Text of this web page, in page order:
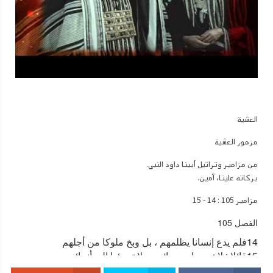
موسى من البرية ولبنان هذا إلى النهر الكبير نهر الفرات جميع أرض الحثيين
والي البحر الكبير نحو مغرب الشمس يكون تخمكم لا يقف إنسان في وجهك كل
أيام حياتك كما كنت مع عبدي موسى أكون معك . لا أهملك ولا أتركك تشدد
وتشجع لأنك أنت تقسم لهذا الشعب الأرض التي حلفت لآبائهم أن أعطيهم إنما
موسى عبدي لا تمل عنها يمينا ولا شمالا لكي تفلح حيثما تذهب لا يبرح سفر
قلب يشوع وأرسل جاسوسين سرا تجسسا الأرض ودخلا بيت راحاب الزانية
أمناها علي نفسها وعلي كل أهل بيتها (يش 2 : 1 – 15)
ثم فتح أريحا بعد أن طاف حول أسوارها مرات متعددة وهو يهتف فأنهدمت
أسوارها العظيمة . وصعد الشعب إلى المدينة وقتلوا كل من كان فيها من إنسان
وحيوان بعد ما أخرجوا راحاب وأباها وأمها واخوتها وكل من لها وعشيرتها
يشوع راحاب الزانية وكل بيت أبيها لأنها خبأت الرسولين
وكان الرب مع هذا الصديق فقتل ملوكا وفتح مدنا كثيرة فخافته الأمم،
العشية
مزمور العشية
من مزامير وتراتيل أبينا داود النبي.
بركاته علينا، آمين.
مزامير 105 : 14 - 15
الفصل 105
14فلم يدع إنسانا يظلمهم ، بل وبخ ملوكا من أجلهم
15قائلا : لا تمسوا مسحائي ، ولا تسيئوا إلى أنبيائي
مبارك الآتي باسم. الرب، ربنا وإلهنا ومخلصنا وملكنا كلنا، يسوع المسيح ابن